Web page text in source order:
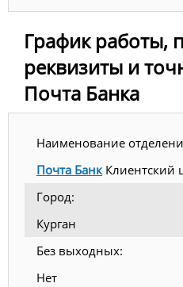
График работы,
реквизиты и
Почта Банка
Наименование
Почта БанкКлиентский
Город:
Курган
Без выходных:
Нет